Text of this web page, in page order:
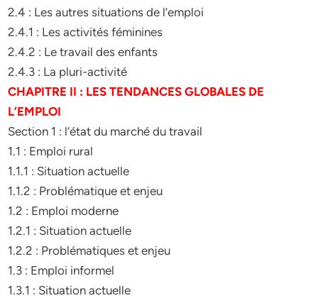
2.4 : Les autres situations de l’emploi
2.4.1 : Les activités féminines
2.4.2 : Le travail des enfants
2.4.3 : La pluri-activité
CHAPITRE II : LES TENDANCES GLOBALES DE
L’EMPLOI
Section 1 : l’état du marché du travail
1.1 : Emploi rural
1.1.1 : Situation actuelle
1.1.2 : Problématique et enjeu
1.2 : Emploi moderne
1.2.1 : Situation actuelle
1.2.2 : Problématiques et enjeu
1.3 : Emploi informel
1.3.1 : Situation actuelle